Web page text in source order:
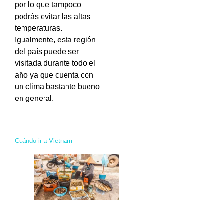
por lo que tampoco
podrás evitar las altas
temperaturas.
Igualmente, esta región
del país puede ser
visitada durante todo el
año ya que cuenta con
un clima bastante bueno
en general.
Cuándo ir a Vietnam